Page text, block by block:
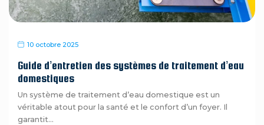
10 octobre 2025
Guide d’entretien des systèmes de traitement d’eau
domestiques
Un système de traitement d’eau domestique est un
véritable atout pour la santé et le confort d’un foyer. Il
garantit...